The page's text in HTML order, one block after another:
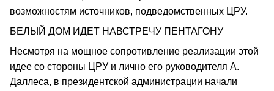
возможностям источников, подведомственных ЦРУ.
БЕЛЫЙ ДОМ ИДЕТ НАВСТРЕЧУ ПЕНТАГОНУ
Несмотря на мощное сопротивление реализации этой
идее со стороны ЦРУ и лично его руководителя А.
Даллеса, в президентской администрации начали